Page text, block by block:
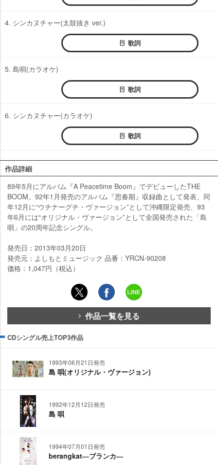
4. シンカヌチャー(太鼓抜き ver.)
歌詞
5. 島唄(カラオケ)
歌詞
6. シンカヌチャー(カラオケ)
歌詞
作品詳細
89年5月にアルバム『A Peacetime Boom』でデビューしたTHE
BOOM。92年1月発売のアルバム『思春期』収録曲として発表、同
年12月に“ウチナーグチ・ヴァージョン”として沖縄限定発売、93
年6月には“オリジナル・ヴァージョン”として全国発売された「島
唄」の20周年記念シングル。
発売日：2013年03月20日
発売元：よしもとミュージック 品番：YRCN-90208
価格：1,047円（税込）
作品一覧を見る
CDシングル売上TOP3作品
1993年06月21日発売
島 唄(オリジナル・ヴァージョン)
1992年12月12日発売
島 唄
1994年07月01日発売
berangkat―ブランカ―